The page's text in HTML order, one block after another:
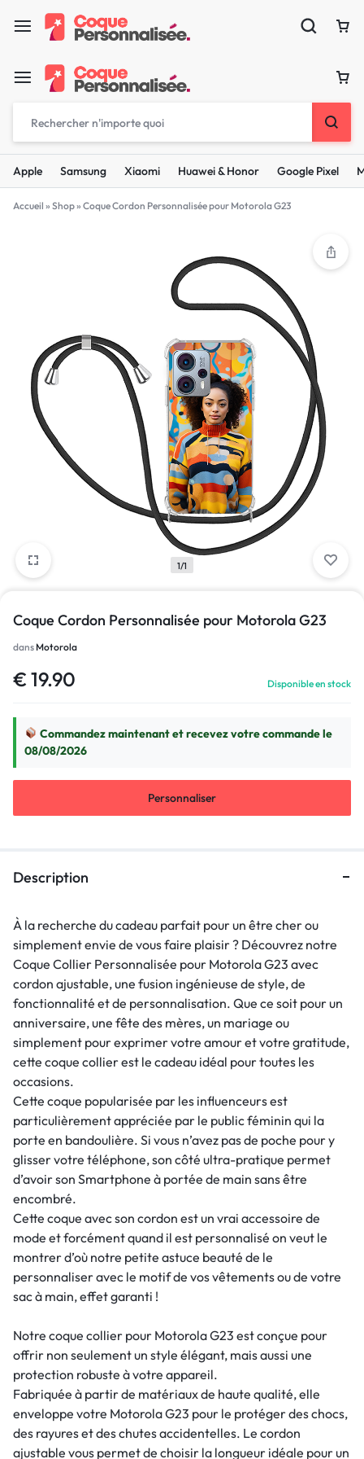
Apple Samsung Xiaomi Huawei & Honor Google Pixel
Accueil » Shop» Coque Cordon Personnalisée pour Motorola G23
1/1
Coque Cordon Personnalisée pour Motorola G23
dans Motorola
€ 19.90 Disponible en stock
Commandez maintenant et recevez votre commande le
08/08/2026
Personnaliser
Description
À la recherche du cadeau parfait pour un être cher ou
simplement envie de vous faire plaisir ? Découvrez notre
Coque Collier Personnalisée pour Motorola G23 avec
cordon ajustable, une fusion ingénieuse de style, de
fonctionnalité et de personnalisation. Que ce soit pour un
anniversaire, une fête des mères, un mariage ou
simplement pour exprimer votre amour et votre gratitude,
cette coque collier est le cadeau idéal pour toutes les
occasions.
Cette coque popularisée par les influenceurs est
particulièrement appréciée par le public féminin qui la
porte en bandoulière. Si vous n’avez pas de poche pour y
glisser votre téléphone, son côté ultra-pratique permet
d’avoir son Smartphone à portée de main sans être
encombré.
Cette coque avec son cordon est un vrai accessoire de
mode et forcément quand il est personnalisé on veut le
montrer d’où notre petite astuce beauté de le
personnaliser avec le motif de vos vêtements ou de votre
sac à main, effet garanti !
Notre coque collier pour Motorola G23 est conçue pour
offrir non seulement un style élégant, mais aussi une
protection robuste à votre appareil.
Fabriquée à partir de matériaux de haute qualité, elle
enveloppe votre Motorola G23 pour le protéger des chocs,
des rayures et des chutes accidentelles. Le cordon
ajustable vous permet de choisir la longueur idéale pour un